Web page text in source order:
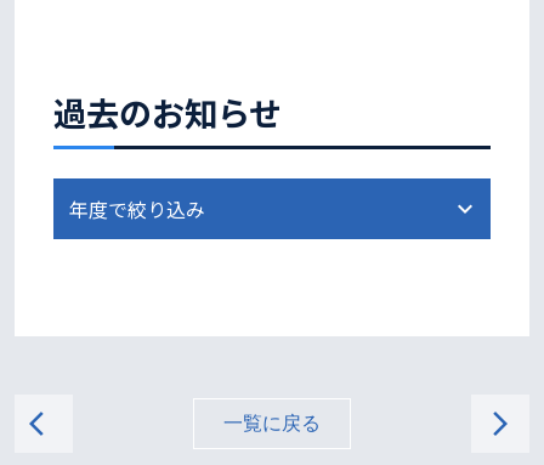
過去のお知らせ
arrow_back_ios 一覧に戻る arrow_forward_ios